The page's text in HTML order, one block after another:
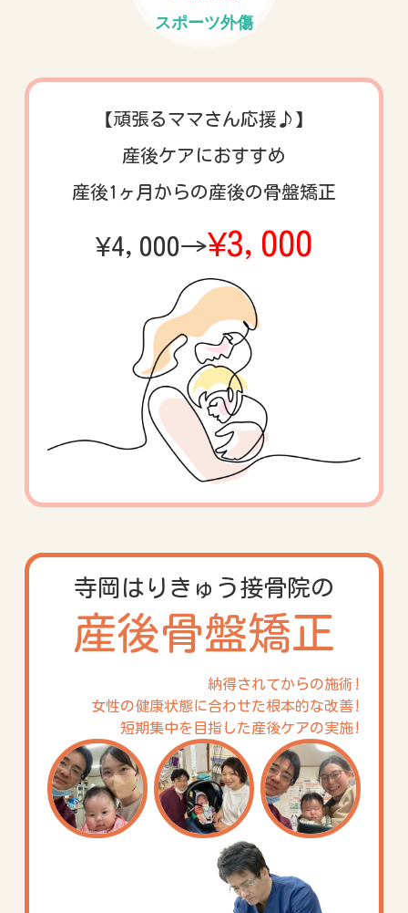
スポーツ外傷
【頑張るママさん応援♪】
産後ケアにおすすめ
産後1ヶ月からの産後の骨盤矯正
¥4,000→¥3,000
寺岡はりきゅう接骨院の
産後骨盤矯正
納得されてからの施術!
女性の健康状態に合わせた根本的な改善!
短期集中を目指した産後ケアの実施!